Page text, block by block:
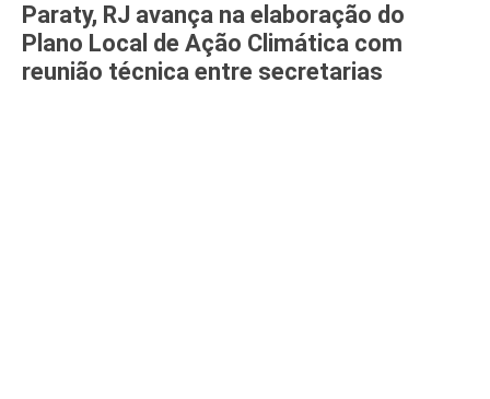
Paraty, RJ avança na elaboração do
Plano Local de Ação Climática com
reunião técnica entre secretarias